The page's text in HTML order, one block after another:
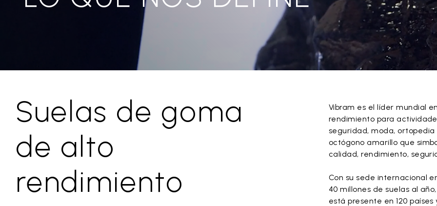
Suelas de goma
de alto
rendimiento
Vibram es el líder mundial
rendimiento para
seguridad, moda, ortopedia
octógono amarillo que
calidad, rendimiento,
Con su sede internacional
40 millones de suelas al
está presente en 120